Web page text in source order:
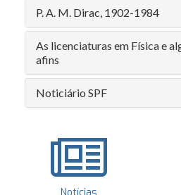
P. A. M. Dirac, 1902-1984
As licenciaturas em Física e
afins
Noticiário SPF